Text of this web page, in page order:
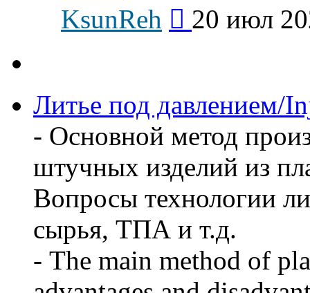
KsunReh
последнему
20 июл
Литье под давлением/
- Основной метод
штучных изделий из
Вопросы технологии
сырья, ТПА и т.д.
- The main method of